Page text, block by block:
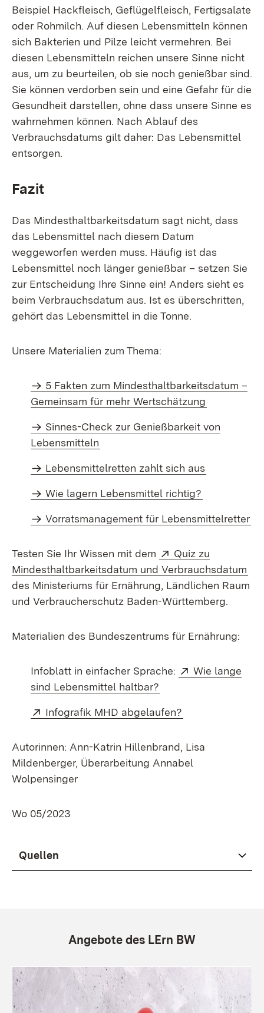
Beispiel Hackfleisch, Geflügelfleisch, Fertigsalate
oder Rohmilch. Auf diesen Lebensmitteln können
sich Bakterien und Pilze leicht vermehren. Bei
diesen Lebensmitteln reichen unsere Sinne nicht
aus, um zu beurteilen, ob sie noch genießbar sind.
Sie können verdorben sein und eine Gefahr für die
Gesundheit darstellen, ohne dass unsere Sinne es
wahrnehmen können. Nach Ablauf des
Verbrauchsdatums gilt daher: Das Lebensmittel
entsorgen.
Fazit
Das Mindesthaltbarkeitsdatum sagt nicht, dass
das Lebensmittel nach diesem Datum
weggeworfen werden muss. Häufig ist das
Lebensmittel noch länger genießbar – setzen Sie
zur Entscheidung Ihre Sinne ein! Anders sieht es
beim Verbrauchsdatum aus. Ist es überschritten,
gehört das Lebensmittel in die Tonne.
Unsere Materialien zum Thema:
5 Fakten zum Mindesthaltbarkeitsdatum –
Gemeinsam für mehr Wertschätzung
Sinnes-Check zur Genießbarkeit von
Lebensmitteln
Lebensmittelretten zahlt sich aus
Wie lagern Lebensmittel richtig?
Vorratsmanagement für Lebensmittelretter
Testen Sie Ihr Wissen mit dem Extern:
Quiz zu
Mindesthaltbarkeitsdatum und Verbrauchsdatum
des Ministeriums für Ernährung, Ländlichen Raum
und Verbraucherschutz Baden-Württemberg.
Materialien des Bundeszentrums für Ernährung:
Infoblatt in einfacher Sprache: Extern:
Wie lange
sind Lebensmittel haltbar?
Extern:
Infografik MHD abgelaufen?
Autorinnen: Ann-Katrin Hillenbrand, Lisa
Mildenberger, Überarbeitung Annabel
Wolpensinger
Wo 05/2023
Quellen
Angebote des LErn BW